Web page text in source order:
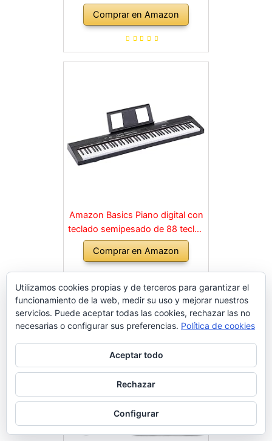
para una experiencia similar a la
de un piano acústico, adecuado
para cualquier rincón de la casa,
Comprar en Amazon
Amazon Basics Piano digital con
teclado semipesado de 88 teclas
con pedal de resonancia, fuente
de alimentación, 2 altavoces y
modo de formación, Negro
Comprar en Amazon
Utilizamos cookies propias y de terceros para garantizar el
funcionamiento de la web, medir su uso y mejorar nuestros
servicios. Puede aceptar todas las cookies, rechazar las no
necesarias o configurar sus preferencias. Política de cookies
Aceptar todo
Rechazar
Configurar